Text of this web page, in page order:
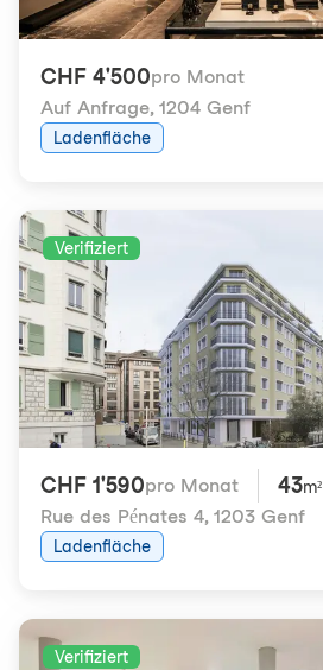
CHF 4'500pro Monat
Auf Anfrage, 1204 Genf
Ladenfläche
Verifiziert
CHF 1'590pro Monat 43m²
Rue des Pénates 4, 1203 Genf
Ladenfläche
Verifiziert